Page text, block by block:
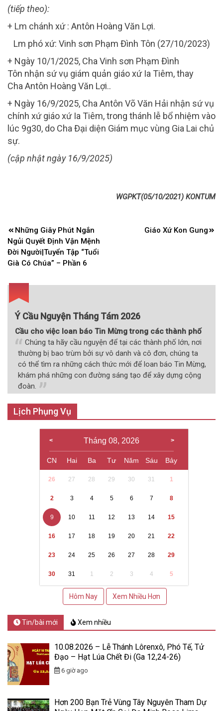
(tiếp theo):
+ Lm chánh xứ : Antôn Hoàng Văn Lợi.
Lm phó xứ: Vinh sơn Phạm Đình Tôn (27/10/2023)
+ Ngày 10/1/2025, Cha Vinh sơn Phạm Đình
Tôn nhận sứ vụ giám quản giáo xứ Ia Tiêm, thay
Cha Antôn Hoàng Văn Lợi..
+ Ngày 16/9/2025, Cha Antôn Võ Văn Hải nhận sứ vụ
chính xứ giáo xứ Ia Tiêm, trong thánh lễ bổ nhiệm vào
lúc 9g30, do Cha Đại diện Giám mục vùng Gia Lai chủ
sự.
(cập nhật ngày 16/9/2025)
WGPKT(05/10/2021) KONTUM
Điều
hướng
bài
viết
Những Giây Phút Ngắn
Ngủi Quyết Định Vận Mệnh
Đời Người|Tuyển Tập “Tuổi
Già Có Chúa” – Phần 6
Giáo Xứ Kon Gung
Ý Cầu Nguyện Tháng Tám 2026
Cầu cho việc loan báo Tin Mừng trong các thành phố
Chúng ta hãy cầu nguyện để tại các thành phố lớn, nơi
thường bị bao trùm bởi sự vô danh và cô đơn, chúng ta
có thể tìm ra những cách thức mới để loan báo Tin Mừng,
khám phá những con đường sáng tạo để xây dựng cộng
đoàn.
Lịch Phụng Vụ
Tháng 08, 2026
CN Hai Ba Tư Năm Sáu Bảy
26 27 28 29 30 31 1
2 3 4 5 6 7 8
9 10 11 12 13 14 15
16 17 18 19 20 21 22
23 24 25 26 27 28 29
30 31 1 2 3 4 5
Hôm Nay Xem Nhiều Hơn
Tin/bài mới Xem nhiều
10.08.2026 – Lễ Thánh Lôrenxô, Phó Tế, Tử
Đạo – Hạt Lúa Chết Đi (Ga 12,24-26)
6 giờ ago
Hơn 200 Bạn Trẻ Vùng Tây Nguyên Tham Dự